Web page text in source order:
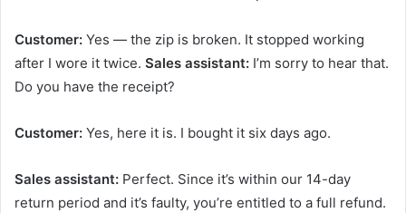
Customer: Yes — the zip is broken. It stopped working
after I wore it twice. Sales assistant: I’m sorry to hear that.
Do you have the receipt?
Customer: Yes, here it is. I bought it six days ago.
Sales assistant: Perfect. Since it’s within our 14-day
return period and it’s faulty, you’re entitled to a full refund.